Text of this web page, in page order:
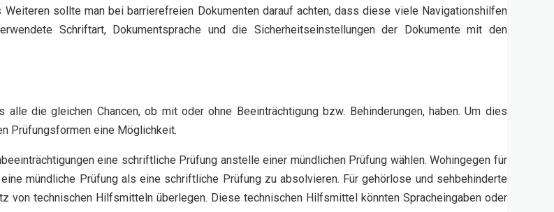
sollte man bei barrierefreien Dokumenten darauf achten, dass diese viele Navigationshilfen
Schriftart, Dokumentsprache und die Sicherheitseinstellungen der Dokumente mit den
die gleichen Chancen, ob mit oder ohne Beeinträchtigung bzw. Behinderungen, haben. Um dies
Prüfungsformen eine Möglichkeit.
eine schriftliche Prüfung anstelle einer mündlichen Prüfung wählen. Wohingegen für
mündliche Prüfung als eine schriftliche Prüfung zu absolvieren. Für gehörlose und sehbehinderte
von technischen Hilfsmitteln überlegen. Diese technischen Hilfsmittel könnten Spracheingaben oder